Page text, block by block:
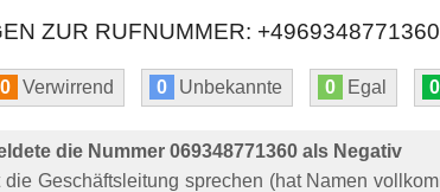
ZUR RUFNUMMER: +4969348771360
0 Verwirrend 0 Unbekannte 0 Egal 0
die Nummer 069348771360 als Negativ
Geschäftsleitung sprechen (hat Namen